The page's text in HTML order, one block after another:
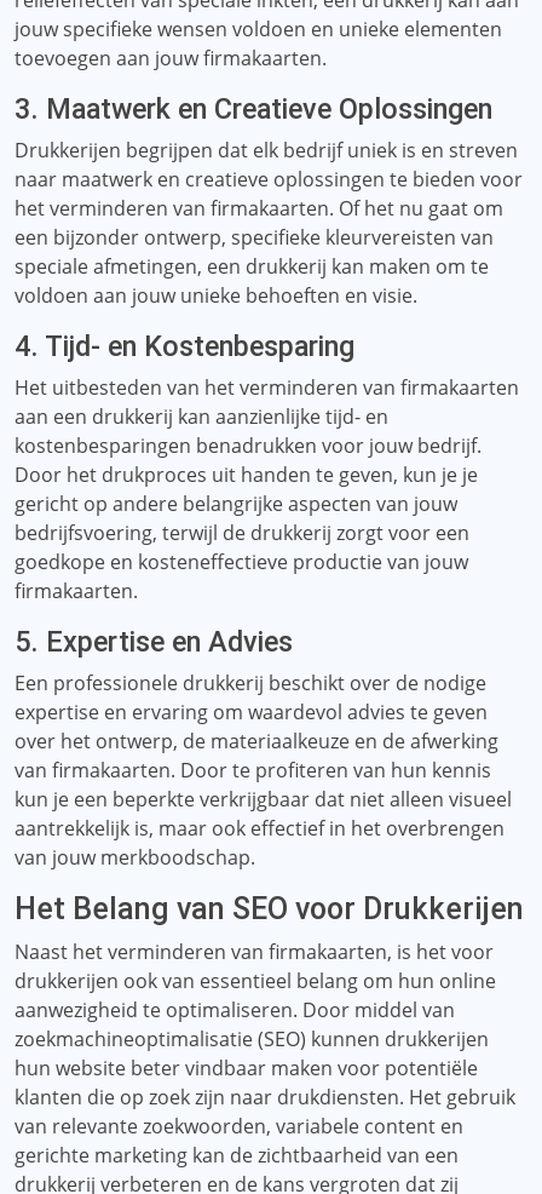
jouw specifieke wensen voldoen en unieke elementen
toevoegen aan jouw firmakaarten.
3. Maatwerk en Creatieve Oplossingen
Drukkerijen begrijpen dat elk bedrijf uniek is en streven
naar maatwerk en creatieve oplossingen te bieden voor
het verminderen van firmakaarten. Of het nu gaat om
een ​​bijzonder ontwerp, specifieke kleurvereisten van
speciale afmetingen, een drukkerij kan maken om te
voldoen aan jouw unieke behoeften en visie.
4. Tijd- en Kostenbesparing
Het uitbesteden van het verminderen van firmakaarten
aan een drukkerij kan aanzienlijke tijd- en
kostenbesparingen benadrukken voor jouw bedrijf.
Door het drukproces uit handen te geven, kun je je
gericht op andere belangrijke aspecten van jouw
bedrijfsvoering, terwijl de drukkerij zorgt voor een
goedkope en kosteneffectieve productie van jouw
firmakaarten.
5. Expertise en Advies
Een professionele drukkerij beschikt over de nodige
expertise en ervaring om waardevol advies te geven
over het ontwerp, de materiaalkeuze en de afwerking
van firmakaarten. Door te profiteren van hun kennis
kun je een beperkte verkrijgbaar dat niet alleen visueel
aantrekkelijk is, maar ook effectief in het overbrengen
van jouw merkboodschap.
Het Belang van SEO voor Drukkerijen
Naast het verminderen van firmakaarten, is het voor
drukkerijen ook van essentieel belang om hun online
aanwezigheid te optimaliseren. Door middel van
zoekmachineoptimalisatie (SEO) kunnen drukkerijen
hun website beter vindbaar maken voor potentiële
klanten die op zoek zijn naar drukdiensten. Het gebruik
van relevante zoekwoorden, variabele content en
gerichte marketing kan de zichtbaarheid van een
drukkerij verbeteren en de kans vergroten dat zij